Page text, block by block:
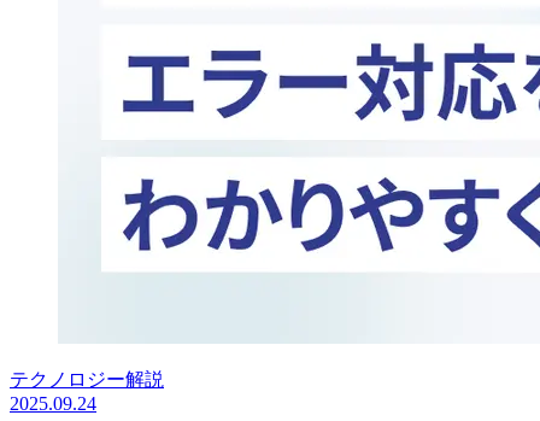
テクノロジー解説
2025.09.24